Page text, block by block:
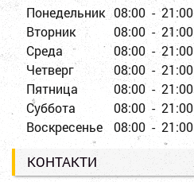
Понедельник 08:00 - 21:00
Вторник
08:00 - 21:00
Среда
08:00 - 21:00
Четверг
08:00 - 21:00
Пятница
08:00 - 21:00
Суббота
08:00 - 21:00
Воскресенье
08:00 - 21:00
КОНТАКТИ